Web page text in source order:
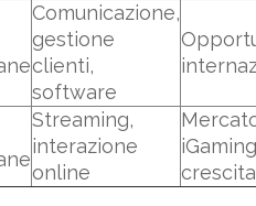
Comunicazione,
gestione
clienti,
software
Streaming,
interazione
online
crescita